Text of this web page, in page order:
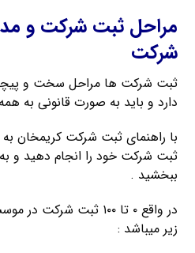
مراحل ثبت شرکت و
شرکت
ثبت شرکت ها مراحل سخت و
دارد و باید به صورت قانونی به
با راهنمای ثبت شرکت کریمخان
ثبت شرکت خود را انجام دهید و
ببخشید .
در واقع ۰ تا ۱۰۰ ثبت
زیر میباشد :